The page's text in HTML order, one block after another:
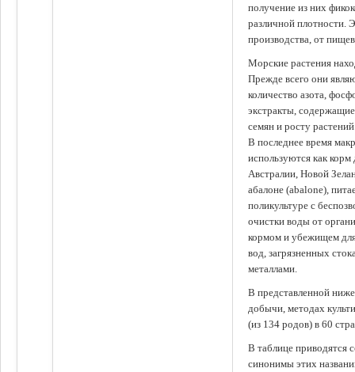
получение из них
различной плотности.
производства, от
Морские растения
Прежде всего они
количество азота,
экстракты,
семян и росту
В последнее время
используются как
Австралии, Новой
абалоне (abalone),
поликультуре с
очистки воды от
кормом и убежищем
вод, загрязненных
металлами.
В представленной
добычи, методах
(из 134 родов) в 60
В таблице приводятся
синонимы этих